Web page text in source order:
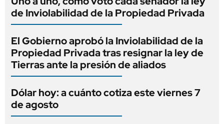
de Inviolabilidad de la Propiedad Privada
El Gobierno aprobó la Inviolabilidad de la
Propiedad Privada tras resignar la ley de
Tierras ante la presión de aliados
Dólar hoy: a cuánto cotiza este viernes 7
de agosto